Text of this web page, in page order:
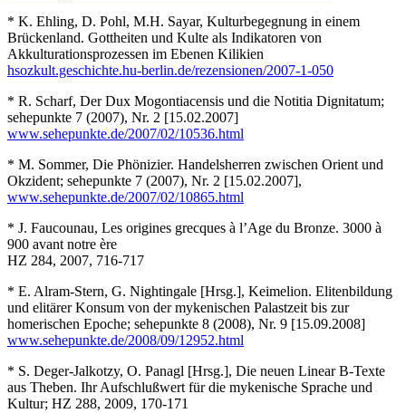
* K. Ehling, D. Pohl, M.H. Sayar, Kulturbegegnung in einem
Brückenland. Gottheiten und Kulte als Indikatoren von
Akkulturationsprozessen im Ebenen Kilikien
hsozkult.geschichte.hu-berlin.de/rezensionen/2007-1-050
* R. Scharf, Der Dux Mogontiacensis und die Notitia Dignitatum;
sehepunkte 7 (2007), Nr. 2 [15.02.2007]
www.sehepunkte.de/2007/02/10536.html
* M. Sommer, Die Phönizier. Handelsherren zwischen Orient und
Okzident; sehepunkte 7 (2007), Nr. 2 [15.02.2007],
www.sehepunkte.de/2007/02/10865.html
* J. Faucounau, Les origines grecques à l’Age du Bronze. 3000 à
900 avant notre ère
HZ 284, 2007, 716-717
* E. Alram-Stern, G. Nightingale [Hrsg.], Keimelion. Elitenbildung
und elitärer Konsum von der mykenischen Palastzeit bis zur
homerischen Epoche; sehepunkte 8 (2008), Nr. 9 [15.09.2008]
www.sehepunkte.de/2008/09/12952.html
* S. Deger-Jalkotzy, O. Panagl [Hrsg.], Die neuen Linear B-Texte
aus Theben. Ihr Aufschlußwert für die mykenische Sprache und
Kultur; HZ 288, 2009, 170-171